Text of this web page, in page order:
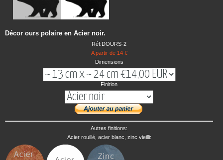
Décor ours polaire en Acier noir.
Réf:DOURS-2
A partir de 14 €
Dimensions
Finition
Autres finitions:
Acier rouillé, acier blanc, zinc vieilli: